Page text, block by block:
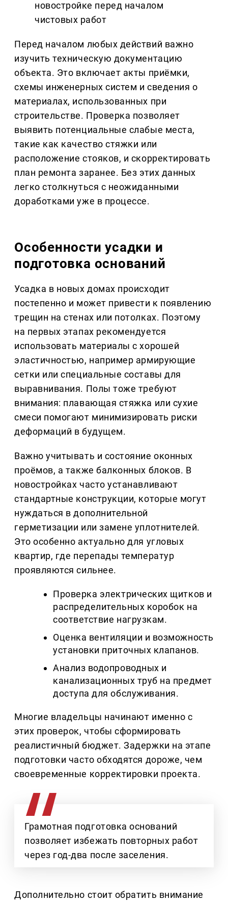
новостройке перед началом
чистовых работ
Перед началом любых действий важно
изучить техническую документацию
объекта. Это включает акты приёмки,
схемы инженерных систем и сведения о
материалах, использованных при
строительстве. Проверка позволяет
выявить потенциальные слабые места,
такие как качество стяжки или
расположение стояков, и скорректировать
план ремонта заранее. Без этих данных
легко столкнуться с неожиданными
доработками уже в процессе.
Особенности усадки и
подготовка оснований
Усадка в новых домах происходит
постепенно и может привести к появлению
трещин на стенах или потолках. Поэтому
на первых этапах рекомендуется
использовать материалы с хорошей
эластичностью, например армирующие
сетки или специальные составы для
выравнивания. Полы тоже требуют
внимания: плавающая стяжка или сухие
смеси помогают минимизировать риски
деформаций в будущем.
Важно учитывать и состояние оконных
проёмов, а также балконных блоков. В
новостройках часто устанавливают
стандартные конструкции, которые могут
нуждаться в дополнительной
герметизации или замене уплотнителей.
Это особенно актуально для угловых
квартир, где перепады температур
проявляются сильнее.
Проверка электрических щитков и
распределительных коробок на
соответствие нагрузкам.
Оценка вентиляции и возможность
установки приточных клапанов.
Анализ водопроводных и
канализационных труб на предмет
доступа для обслуживания.
Многие владельцы начинают именно с
этих проверок, чтобы сформировать
реалистичный бюджет. Задержки на этапе
подготовки часто обходятся дороже, чем
своевременные корректировки проекта.
Грамотная подготовка оснований
позволяет избежать повторных работ
через год-два после заселения.
Дополнительно стоит обратить внимание